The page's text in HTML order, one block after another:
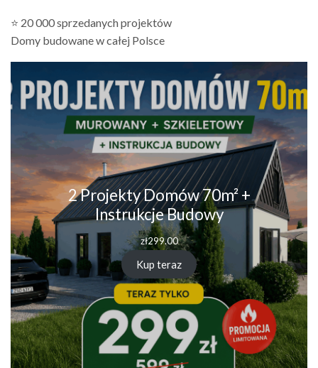
⭐ 20 000 sprzedanych projektów
Domy budowane w całej Polsce
2 Projekty Domów 70m² +
Instrukcje Budowy
zł299.00
Kup teraz